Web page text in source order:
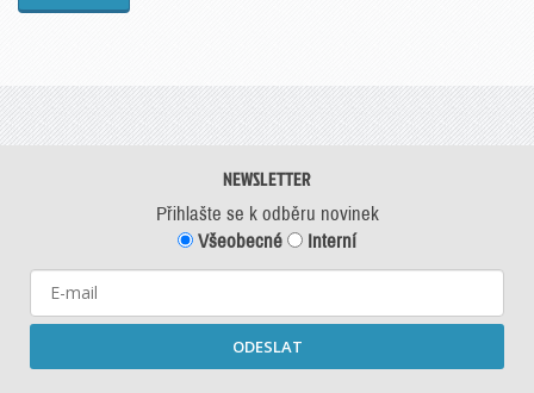
NEWSLETTER
Přihlašte se k odběru novinek
Všeobecné
Interní
ODESLAT